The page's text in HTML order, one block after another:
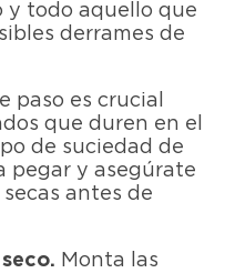
y todo aquello que
derrames de
paso es crucial
que duren en el
de suciedad de
pegar y asegúrate
antes de
Monta las